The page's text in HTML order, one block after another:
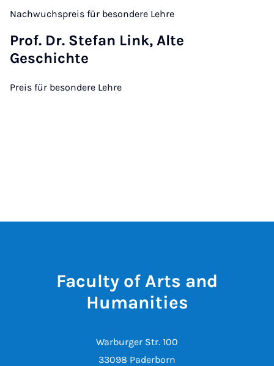
Nachwuchspreis für besondere Lehre
Prof. Dr. Stefan Link, Alte
Geschichte
Preis für besondere Lehre
Faculty of Arts and
Humanities
Warburger Str. 100
33098 Paderborn